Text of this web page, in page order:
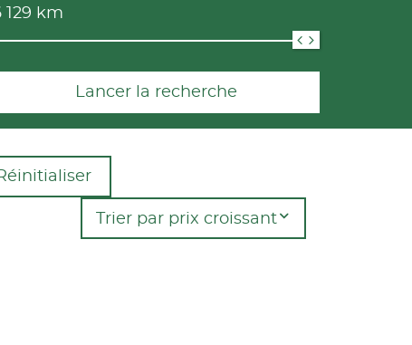
129 km
Lancer la recherche
Trier par prix croissant